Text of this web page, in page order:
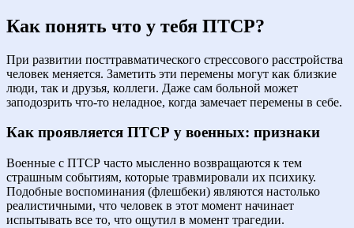
Как понять что у тебя ПТСР?
При развитии посттравматического стрессового расстройства
человек меняется. Заметить эти перемены могут как близкие
люди, так и друзья, коллеги. Даже сам больной может
заподозрить что-то неладное, когда замечает перемены в себе.
Как проявляется ПТСР у военных: признаки
Военные с ПТСР часто мысленно возвращаются к тем
страшным событиям, которые травмировали их психику.
Подобные воспоминания (флешбеки) являются настолько
реалистичными, что человек в этот момент начинает
испытывать все то, что ощутил в момент трагедии.